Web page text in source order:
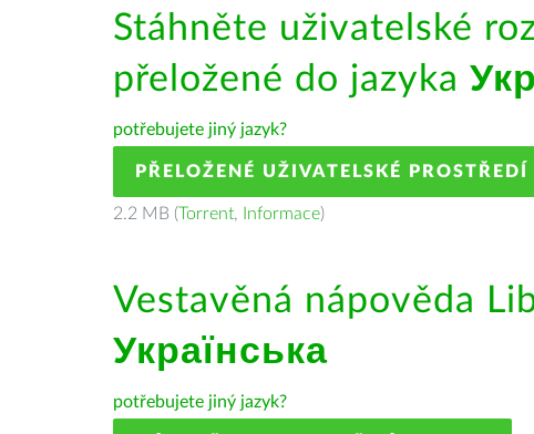
Stáhněte uživatelské
přeložené do jazyka
potřebujete jiný jazyk?
PŘELOŽENÉ UŽIVATELSKÉ PROSTŘEDÍ
2.2 MB (Torrent, Informace)
Vestavěná nápověda
Українська
potřebujete jiný jazyk?